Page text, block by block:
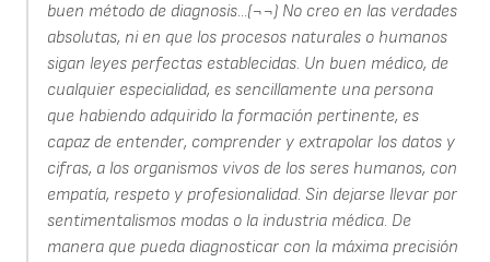
buen método de diagnosis...(¬¬) No creo en las verdades
absolutas, ni en que los procesos naturales o humanos
sigan leyes perfectas establecidas. Un buen médico, de
cualquier especialidad, es sencillamente una persona
que habiendo adquirido la formación pertinente, es
capaz de entender, comprender y extrapolar los datos y
cifras, a los organismos vivos de los seres humanos, con
empatía, respeto y profesionalidad. Sin dejarse llevar por
sentimentalismos modas o la industria médica. De
manera que pueda diagnosticar con la máxima precisión